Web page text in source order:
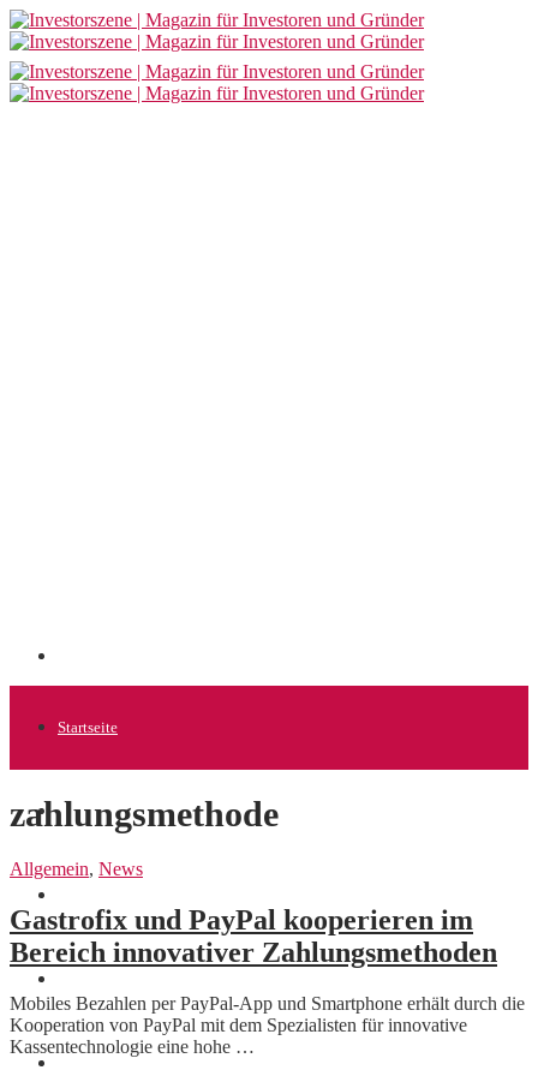
Startseite
Allgemein
zahlungsmethode
Allgemein, News
Gastrofix und PayPal kooperieren im
Bereich innovativer Zahlungsmethoden
Mobiles Bezahlen per PayPal-App und Smartphone erhält durch die
Kooperation von PayPal mit dem Spezialisten für innovative
Kassentechnologie eine hohe …